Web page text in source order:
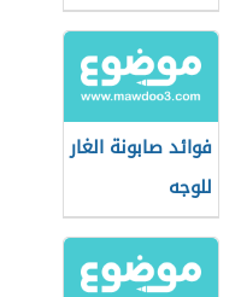
فوائد صابونة الغار
للوجه